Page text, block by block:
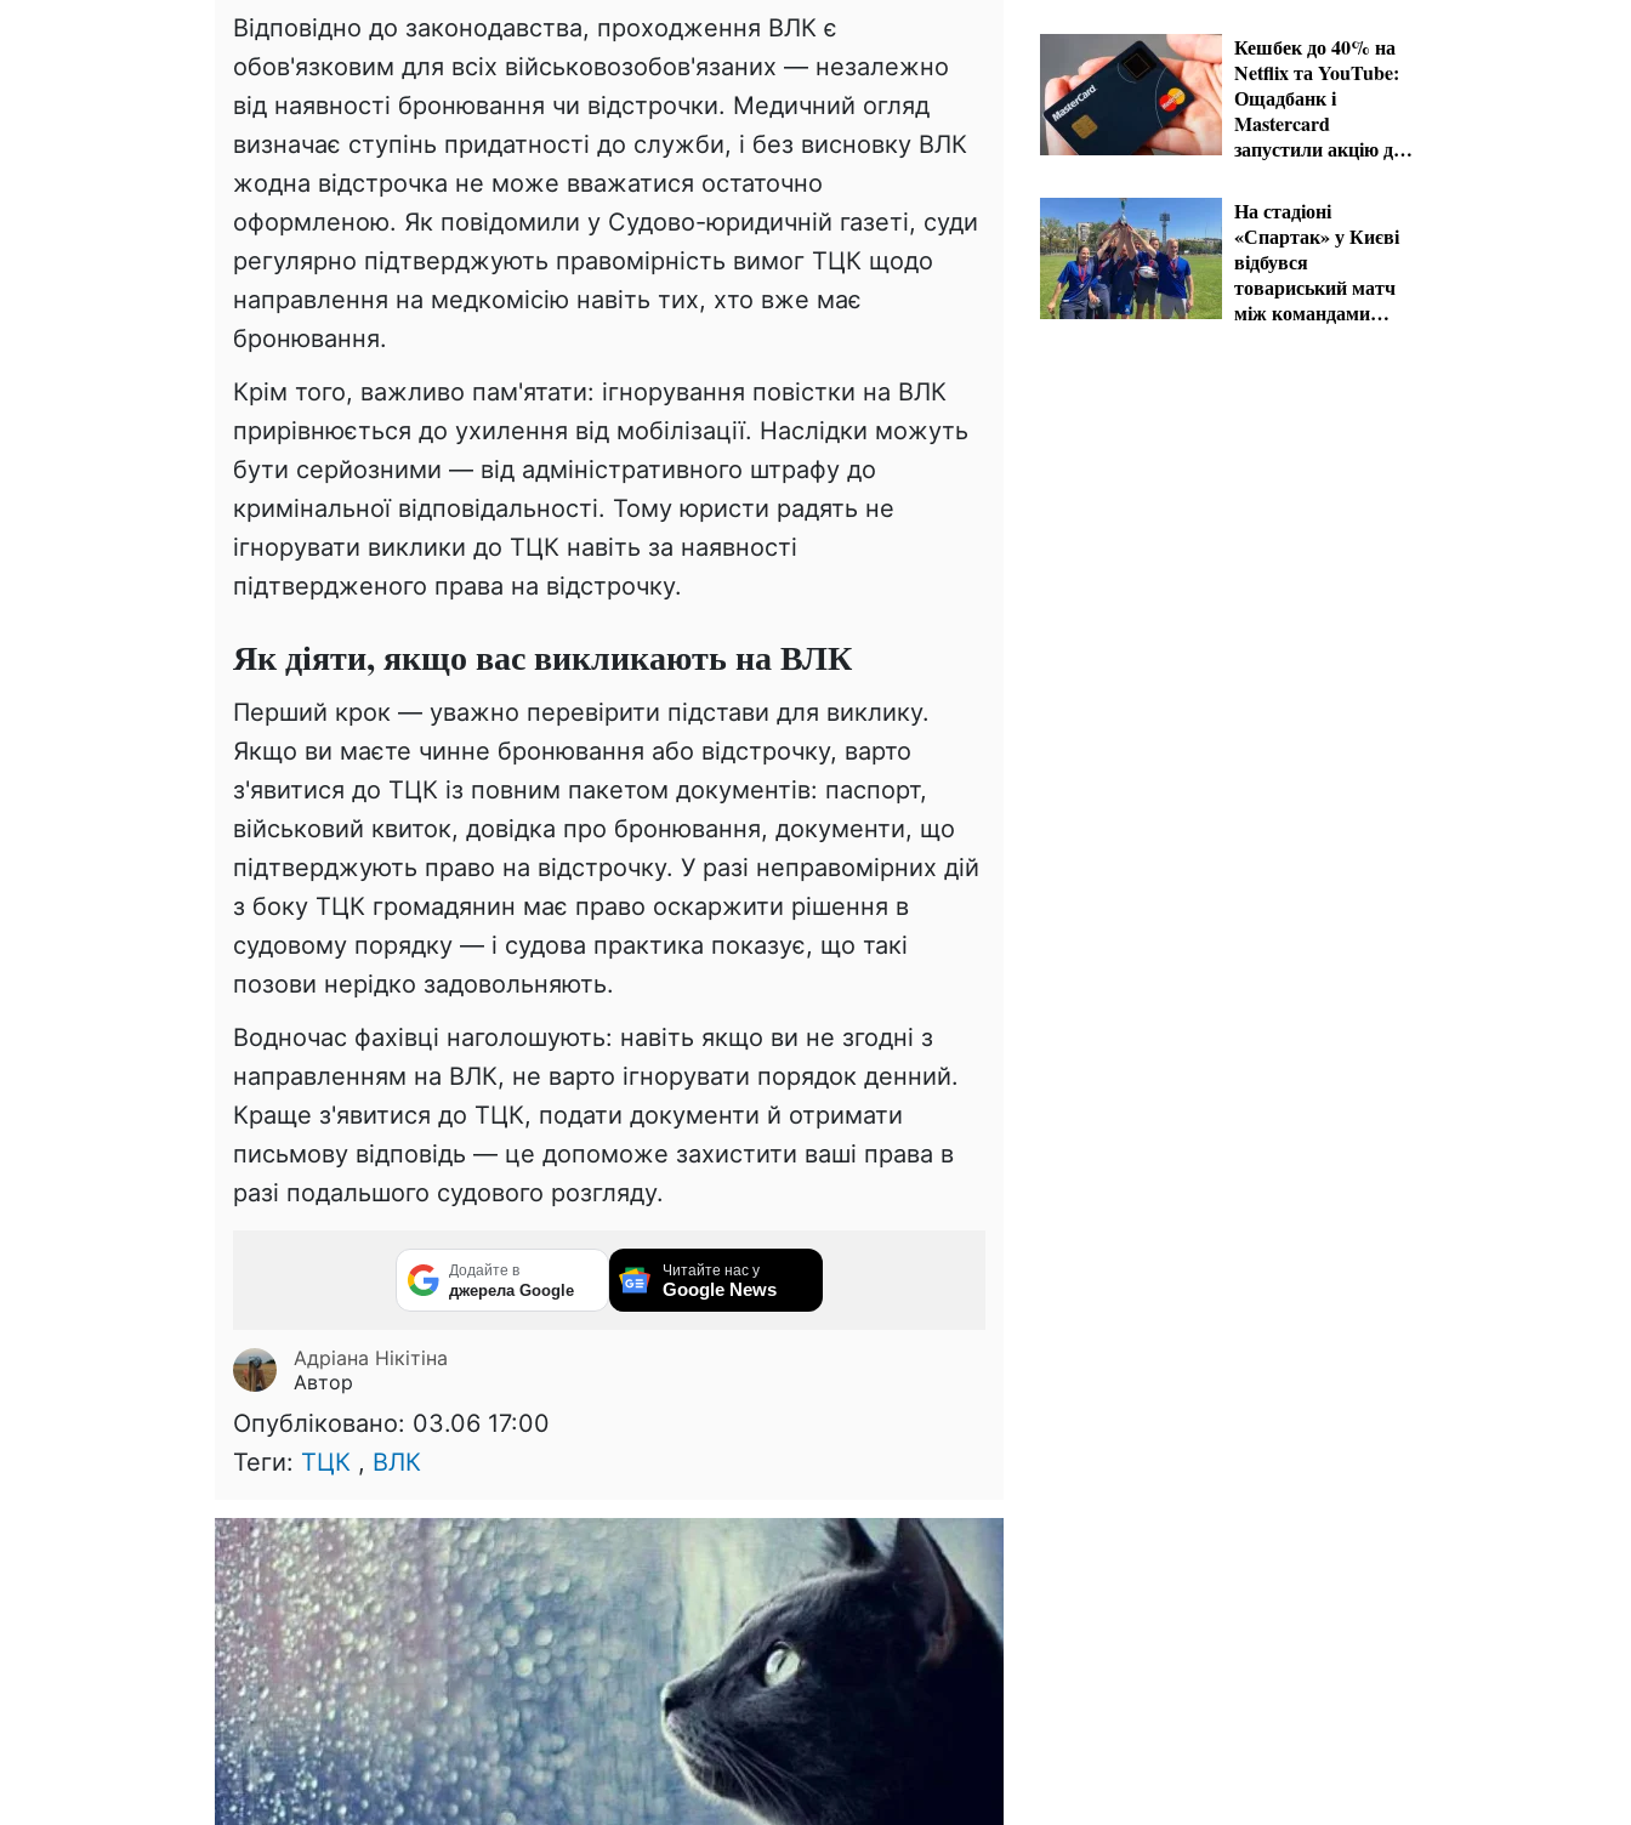
Відповідно до законодавства, проходження ВЛК є
обов'язковим для всіх військовозобов'язаних — незалежно
від наявності бронювання чи відстрочки. Медичний огляд
визначає ступінь придатності до служби, і без висновку ВЛК
жодна відстрочка не може вважатися остаточно
оформленою. Як повідомили у Судово-юридичній газеті, суди
регулярно підтверджують правомірність вимог ТЦК щодо
направлення на медкомісію навіть тих, хто вже має
бронювання.
Крім того, важливо пам'ятати: ігнорування повістки на ВЛК
прирівнюється до ухилення від мобілізації. Наслідки можуть
бути серйозними — від адміністративного штрафу до
кримінальної відповідальності. Тому юристи радять не
ігнорувати виклики до ТЦК навіть за наявності
підтвердженого права на відстрочку.
Як діяти, якщо вас викликають на ВЛК
Перший крок — уважно перевірити підстави для виклику.
Якщо ви маєте чинне бронювання або відстрочку, варто
з'явитися до ТЦК із повним пакетом документів: паспорт,
військовий квиток, довідка про бронювання, документи, що
підтверджують право на відстрочку. У разі неправомірних дій
з боку ТЦК громадянин має право оскаржити рішення в
судовому порядку — і судова практика показує, що такі
позови нерідко задовольняють.
Водночас фахівці наголошують: навіть якщо ви не згодні з
направленням на ВЛК, не варто ігнорувати порядок денний.
Краще з'явитися до ТЦК, подати документи й отримати
письмову відповідь — це допоможе захистити ваші права в
разі подальшого судового розгляду.
Додайте в
джерела Google
Читайте нас у
Google News
Адріана Нікітіна
Автор
Опубліковано: 03.06 17:00
Теги: ТЦК , ВЛК
Кешбек до 40% на
Netflix та YouTube:
Ощадбанк і
Mastercard
запустили акцію до
На стадіоні
«Спартак» у Києві
відбувся
товариський матч
між командами